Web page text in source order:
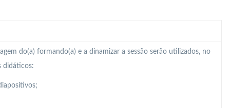
do(a) formando(a) e a dinamizar a sessão serão utilizados, no
didáticos: